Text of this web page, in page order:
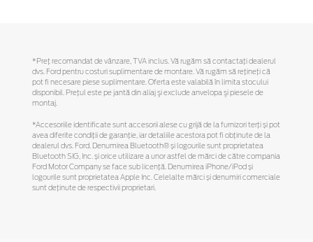
*Preţ recomandat de vânzare, TVA inclus. Vă rugăm să contactaţi dealerul
dvs. Ford pentru costuri suplimentare de montare. Vă rugăm să reţineţi că
pot fi necesare piese suplimentare. Oferta este valabilă în limita stocului
disponibil. Preţul este pe jantă din aliaj şi exclude anvelopa şi piesele de
montaj.
*Accesoriile identificate sunt accesorii alese cu grijă de la furnizori terți și pot
avea diferite condiții de garanție, iar detaliile acestora pot fi obținute de la
dealerul dvs. Ford. Denumirea Bluetooth® și logourile sunt proprietatea
Bluetooth SIG, Inc. și orice utilizare a unor astfel de mărci de către compania
Ford Motor Company se face sub licență. Denumirea iPhone/iPod și
logourile sunt proprietatea Apple Inc. Celelalte mărci și denumiri comerciale
sunt deținute de respectivii proprietari.